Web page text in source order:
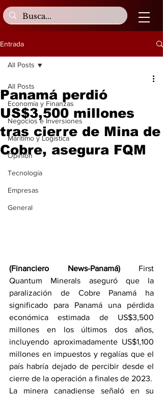
Entrada
All Posts
Economía y Finanzas
Negocios e Inversiones
Marítimo y Logística
Opinión
Tecnología
Empresas
General
All Posts
Panamá perdió
US$3,500 millones
tras cierre de Mina de
Cobre, asegura FQM
(Financiero News-Panamá) First
Quantum Minerals aseguró que la
paralización de Cobre Panamá ha
significado para Panamá una pérdida
económica estimada de US$3,500
millones en los últimos dos años,
incluyendo aproximadamente US$1,100
millones en impuestos y regalías que el
país habría dejado de percibir desde el
cierre de la operación a finales de 2023.
La minera canadiense señaló en su